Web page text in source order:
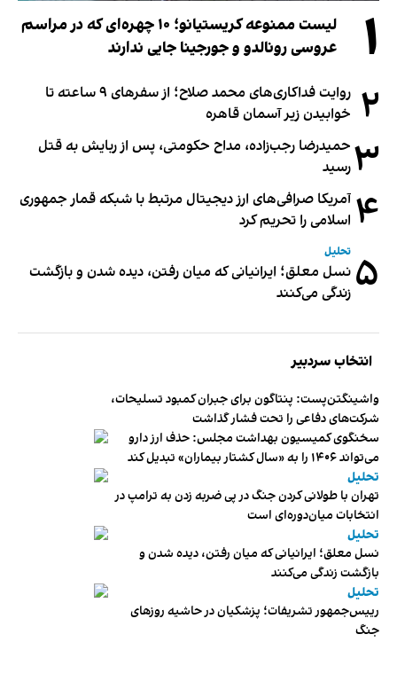
۱
لیست ممنوعه کریستیانو؛ ۱۰ چهره‌ای که در مراسم
عروسی رونالدو و جورجینا جایی ندارند
۲
روایت فداکاری‌های محمد صلاح؛ از سفرهای ۹ ساعته تا
خوابیدن زیر آسمان قاهره
۳ حمیدرضا رجب‌زاده، مداح حکومتی، پس از ربایش به قتل
رسید
۴ آمریکا صرافی‌های ارز دیجیتال مرتبط با شبکه قمار جمهوری
اسلامی را تحریم کرد
۵ تحلیل
نسل معلق؛ ایرانیانی که میان رفتن، دیده شدن و بازگشت
زندگی می‌کنند
انتخاب سردبیر
واشینگتن‌پست: پنتاگون برای جبران کمبود تسلیحات،
شرکت‌های دفاعی را تحت فشار گذاشت
سخنگوی کمیسیون بهداشت مجلس: حذف ارز دارو
می‌تواند ۱۴۰۶ را به «سال کشتار بیماران» تبدیل کند
تحلیل
تهران با طولانی کردن جنگ در پی ضربه زدن به ترامپ در
انتخابات میان‌دوره‌ای است
تحلیل
نسل معلق؛ ایرانیانی که میان رفتن، دیده شدن و
بازگشت زندگی می‌کنند
تحلیل
رییس‌جمهور تشریفات؛ پزشکیان در حاشیه روزهای
جنگ